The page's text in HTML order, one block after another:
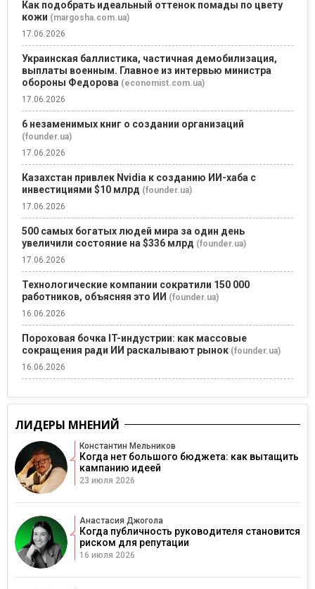
Как подобрать идеальный оттенок помады по цвету
кожи (margosha.com.ua)
17.06.2026
Украинская баллистика, частичная демобилизация,
выплаты военным. Главное из интервью министра
обороны Федорова (economist.com.ua)
17.06.2026
6 незаменимых книг о создании организаций
(founder.ua)
17.06.2026
Казахстан привлек Nvidia к созданию ИИ-хаба с
инвестициями $10 млрд (founder.ua)
17.06.2026
500 самых богатых людей мира за один день
увеличили состояние на $336 млрд (founder.ua)
17.06.2026
Технологические компании сократили 150 000
работников, объясняя это ИИ (founder.ua)
16.06.2026
Пороховая бочка IT-индустрии: как массовые
сокращения ради ИИ раскалывают рынок (founder.ua)
16.06.2026
ЛИДЕРЫ МНЕНИЙ
Константин Мельников
Когда нет большого бюджета: как вытащить
кампанию идеей
23 июля 2026
Анастасия Джогола
Когда публичность руководителя становится
риском для репутации
16 июля 2026